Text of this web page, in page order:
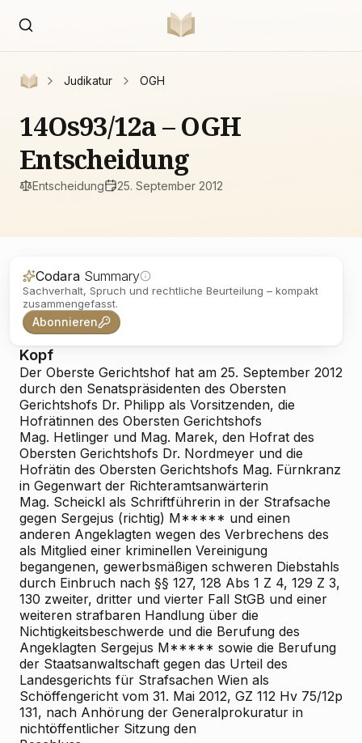
Judikatur OGH
14Os93/12a – OGH
Entscheidung
Entscheidung 25. September 2012
Codara Summary
Sachverhalt, Spruch und rechtliche Beurteilung – kompakt
zusammengefasst.
Abonnieren
Kopf
Der Oberste Gerichtshof hat am 25. September 2012
durch den Senatspräsidenten des Obersten
Gerichtshofs Dr. Philipp als Vorsitzenden, die
Hofrätinnen des Obersten Gerichtshofs
Mag. Hetlinger und Mag. Marek, den Hofrat des
Obersten Gerichtshofs Dr. Nordmeyer und die
Hofrätin des Obersten Gerichtshofs Mag. Fürnkranz
in Gegenwart der Richteramtsanwärterin
Mag. Scheickl als Schriftführerin in der Strafsache
gegen Sergejus (richtig) M***** und einen
anderen Angeklagten wegen des Verbrechens des
als Mitglied einer kriminellen Vereinigung
begangenen, gewerbsmäßigen schweren Diebstahls
durch Einbruch nach §§ 127, 128 Abs 1 Z 4, 129 Z 3,
130 zweiter, dritter und vierter Fall StGB und einer
weiteren strafbaren Handlung über die
Nichtigkeitsbeschwerde und die Berufung des
Angeklagten Sergejus M***** sowie die Berufung
der Staatsanwaltschaft gegen das Urteil des
Landesgerichts für Strafsachen Wien als
Schöffengericht vom 31. Mai 2012, GZ 112 Hv 75/12p
131, nach Anhörung der Generalprokuratur in
nichtöffentlicher Sitzung den